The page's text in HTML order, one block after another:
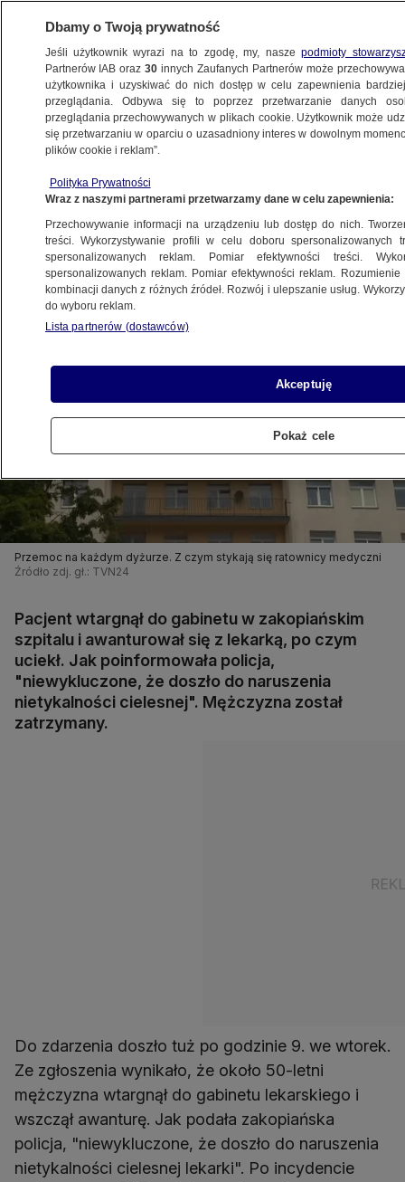
KRAKÓW
wtargnął do gabinetu
30.10.2025, 08:13
Posłuchaj artykułu
Czyta lektor AI
Przemoc na każdym dyżurze. Z czym stykają się ratownicy medyczni
Źródło zdj. gł.: TVN24
Pacjent wtargnął do gabinetu w zakopiańskim
szpitalu i awanturował się z lekarką, po czym
uciekł. Jak poinformowała policja,
"niewykluczone, że doszło do naruszenia
nietykalności cielesnej". Mężczyzna został
zatrzymany.
Do zdarzenia doszło tuż po godzinie 9. we wtorek.
Ze zgłoszenia wynikało, że około 50-letni
mężczyzna wtargnął do gabinetu lekarskiego i
wszczął awanturę. Jak podała zakopiańska
policja, "niewykluczone, że doszło do naruszenia
nietykalności cielesnej lekarki". Po incydencie
Dbamy o Twoją prywatność
Jeśli użytkownik wyrazi na to zgodę, my, naszepodmioty
Partnerów IAB oraz30 innych Zaufanych Partnerów może
użytkownika i uzyskiwać do nich dostęp w celu zapewnienia
przeglądania. Odbywa się to poprzez przetwarzanie danych
przeglądania przechowywanych w plikach cookie. Użytkownik może
się przetwarzaniu w oparciu o uzasadniony interes w dowolnym
plików cookie i reklam”.
Polityka Prywatności
Wraz z naszymi partnerami przetwarzamy dane w celu zapewnienia:
Przechowywanie informacji na urządzeniu lub dostęp do nich.
treści. Wykorzystywanie profili w celu doboru spersonalizowanych
spersonalizowanych reklam. Pomiar efektywności treści.
spersonalizowanych reklam. Pomiar efektywności reklam.
kombinacji danych z różnych źródeł. Rozwój i ulepszanie usług.
do wyboru reklam.
Lista partnerów (dostawców)
Akceptuję
Pokaż cele